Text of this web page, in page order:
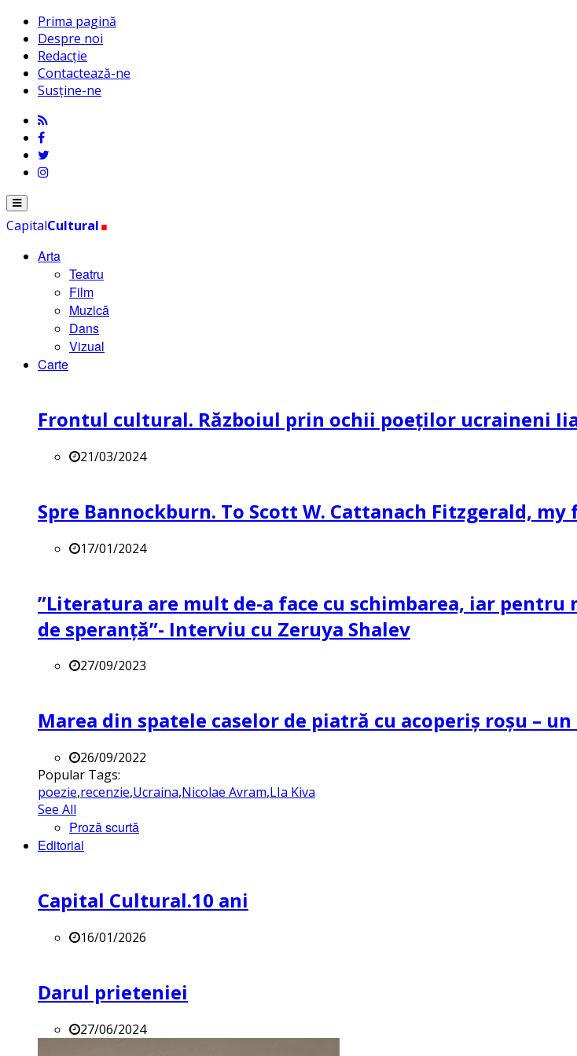
Prima pagină
Despre noi
Redacție
Contactează-ne
Susține-ne
Menu
CapitalCultural.
Arta
Teatru
Film
Muzică
Dans
Vizual
Carte
Frontul cultural. Războiul prin ochii poeților ucraineni
21/03/2024
Spre Bannockburn. To Scott W. Cattanach Fitzgerald,
17/01/2024
”Literatura are mult de-a face cu schimbarea, iar
de speranță”- Interviu cu Zeruya Shalev
27/09/2023
Marea din spatele caselor de piatră cu acoperiș roșu –
26/09/2022
Popular Tags:
poezie,recenzie,Ucraina,Nicolae Avram,LIa Kiva
See All
Proză scurtă
Editorial
Capital Cultural.10 ani
16/01/2026
Darul prieteniei
27/06/2024